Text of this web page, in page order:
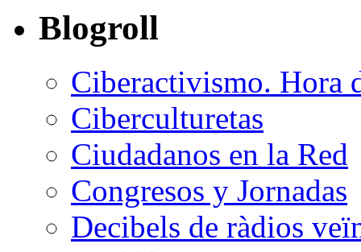
Blogroll
Ciberactivismo. Hora
Ciberculturetas
Ciudadanos en la Red
Congresos y Jornadas
Decibels de ràdios